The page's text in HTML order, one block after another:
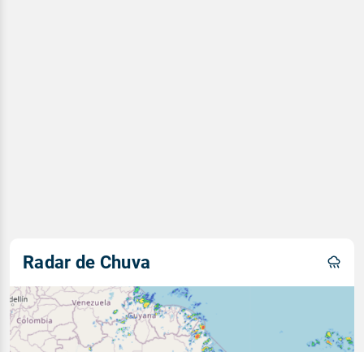
Radar de Chuva